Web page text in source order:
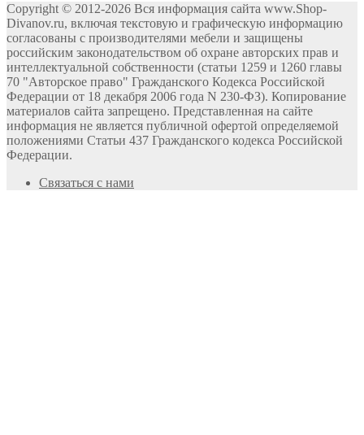
Copyright © 2012-2026 Вся информация сайта www.Shop-
Divanov.ru, включая текстовую и графическую информацию
согласованы с производителями мебели и защищены
российским законодательством об охране авторских прав и
интеллектуальной собственности (статьи 1259 и 1260 главы
70 "Авторское право" Гражданского Кодекса Российской
Федерации от 18 декабря 2006 года N 230-ФЗ). Копирование
материалов сайта запрещено. Представленная на сайте
информация не является публичной офертой определяемой
положениями Статьи 437 Гражданского кодекса Российской
Федерации.
Связаться с нами